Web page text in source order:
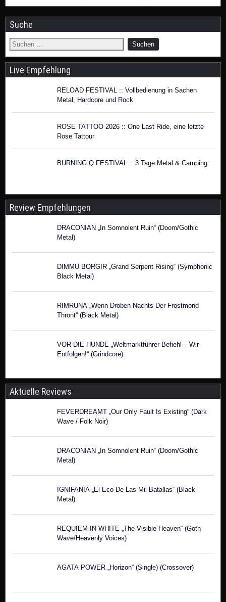
Suche
Live Empfehlung
RELOAD FESTIVAL :: Vollbedienung in Sachen
Metal, Hardcore und Rock
ROSE TATTOO 2026 :: One Last Ride, eine letzte
Rose Tattour
BURNING Q FESTIVAL :: 3 Tage Metal & Camping
Review Empfehlungen
DRACONIAN „In Somnolent Ruin“ (Doom/Gothic
Metal)
DIMMU BORGIR „Grand Serpent Rising“ (Symphonic
Black Metal)
RIMRUNA „Wenn Droben Nachts Der Frostmond
Thront“ (Black Metal)
VOR DIE HUNDE „Weltmarktführer Befiehl – Wir
Entfolgen!“ (Grindcore)
Aktuelle Reviews
FEVERDREAMT „Our Only Fault Is Existing“ (Dark
Wave / Folk Noir)
DRACONIAN „In Somnolent Ruin“ (Doom/Gothic
Metal)
IGNIFANIA „El Eco De Las Mil Batallas“ (Black
Metal)
REQUIEM IN WHITE „The Visible Heaven“ (Goth
Wave/Heavenly Voices)
AGATA POWER „Horizon“ (Single) (Crossover)